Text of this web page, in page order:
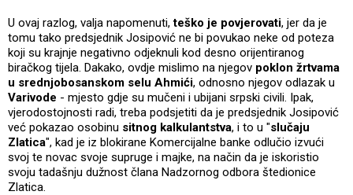
U ovaj razlog, valja napomenuti,teško je povjerovati, jer da je
tomu tako predsjednik Josipović ne bi povukao neke od poteza
koji su krajnje negativno odjeknuli kod desno orijentiranog
biračkog tijela. Dakako, ovdje mislimo na njegov poklon žrtvama
u srednjobosanskom selu Ahmići, odnosno njegov odlazak u
Varivode - mjesto gdje su mučeni i ubijani srpski civili. Ipak,
vjerodostojnosti radi, treba podsjetiti da je predsjednik Josipović
već pokazao osobinu sitnog kalkulantstva, i to u "slučaju
Zlatica", kad je iz blokirane Komercijalne banke odlučio izvući
svoj te novac svoje supruge i majke, na način da je iskoristio
svoju tadašnju dužnost člana Nadzornog odbora štedionice
Zlatica.